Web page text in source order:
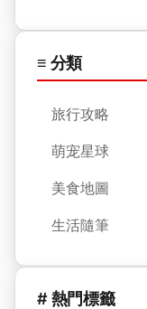
≡ 分類
旅行攻略
萌宠星球
美食地圖
生活隨筆
# 熱門標籤